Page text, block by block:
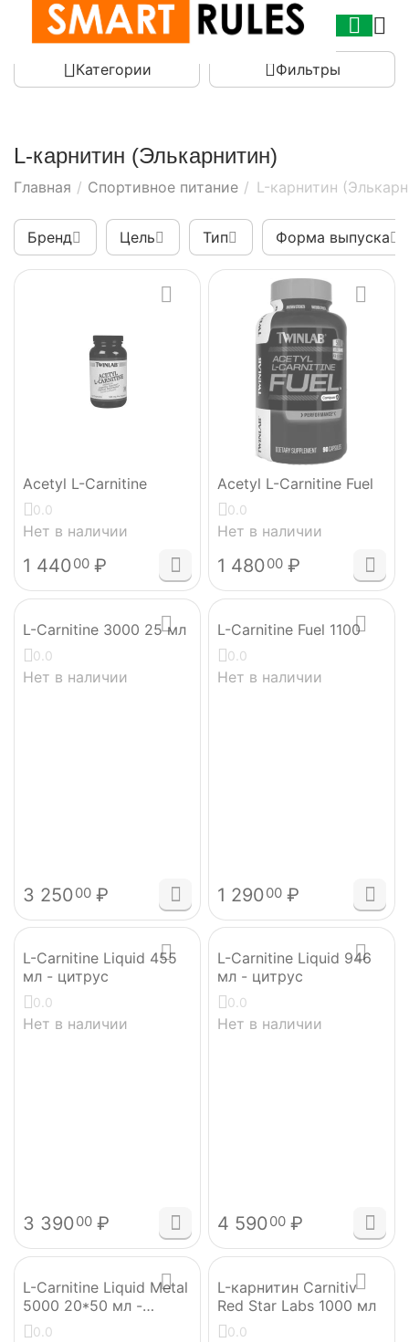
Категории Фильтры
L-карнитин (Элькарнитин)
Главная / Спортивное питание / L-карнитин
Бренд Цель Тип Форма выпуска
Acetyl L-Carnitine
0.0
Нет в наличии
1 44000 ₽
Acetyl L-Carnitine Fuel
0.0
Нет в наличии
1 48000 ₽
L-Carnitine 3000 25 мл
0.0
Нет в наличии
3 25000 ₽
L-Carnitine Fuel 1100
0.0
Нет в наличии
1 29000 ₽
L-Carnitine Liquid 455
мл - цитрус
0.0
Нет в наличии
3 39000 ₽
L-Carnitine Liquid 946
мл - цитрус
0.0
Нет в наличии
4 59000 ₽
L-Carnitine Liquid Metal
5000 20*50 мл -
апельсин
0.0
L-карнитин Carnitiv
Red Star Labs 1000 мл
0.0